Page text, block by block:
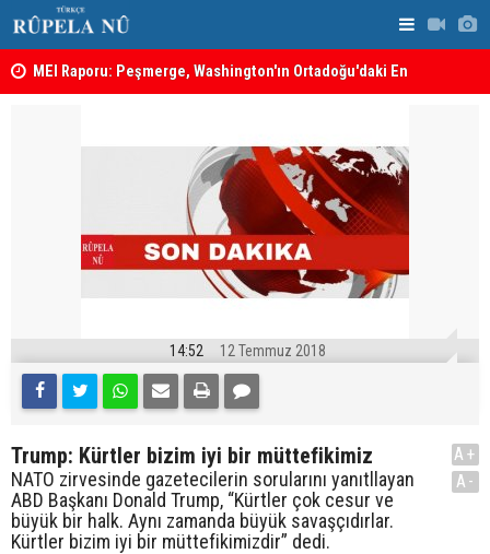
MEI Raporu: Peşmerge, Washington'ın Ortadoğu'daki En
14:52 12 Temmuz 2018
Trump: Kürtler bizim iyi bir müttefikimiz
NATO zirvesinde gazetecilerin sorularını yanıtllayan
ABD Başkanı Donald Trump, “Kürtler çok cesur ve
büyük bir halk. Aynı zamanda büyük savaşçıdırlar.
Kürtler bizim iyi bir müttefikimizdir” dedi.
A+
A-